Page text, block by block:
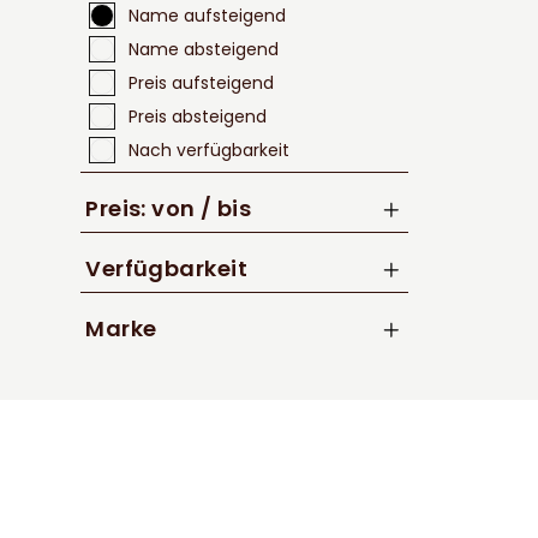
Name aufsteigend
Name absteigend
Preis aufsteigend
Preis absteigend
Nach verfügbarkeit
Preis: von / bis
Verfügbarkeit
Marke